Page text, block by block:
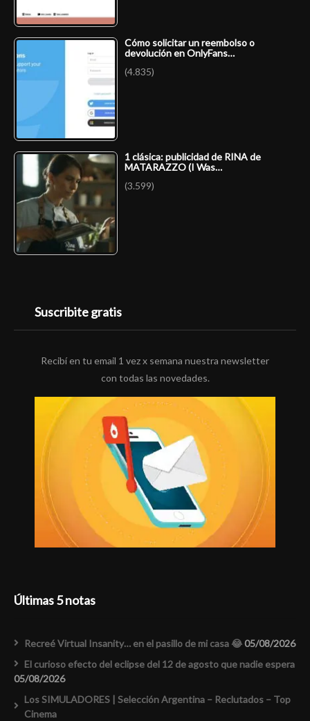
Cómo solicitar un reembolso o
devolución en OnlyFans…
(4.835)
1 clásica: publicidad de RINA de
MATARAZZO (I Was…
(3.599)
Suscribite gratis
Recibí en tu email 1 vez x semana nuestra newsletter
con todas las novedades.
Últimas 5 notas
Recreé Virtual Insanity… en el pasillo de mi casa 😂05/08/2026
El curioso efecto del eclipse del 12 de agosto que nadie espera
05/08/2026
Los SIMULADORES | Selección Argentina – Reclutados – Top
Cinema